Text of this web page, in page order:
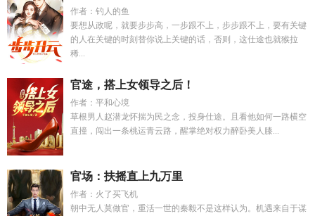
作者：钓人的鱼
要想从政呢，就要步步高，一步跟不上，步步跟不上，要有关键
的人在关键的时刻替你说上关键的话，否则，这仕途也就猴拉
稀...
官途，搭上女领导之后！
作者：平和心境
草根男人赵潜龙怀揣为民之念，投身仕途。且看他如何一路横空
直撞，闯出一条桃运青云路，醒掌绝对权力醉卧美人膝...
官场：扶摇直上九万里
作者：火了买飞机
朝中无人莫做官，重活一世的秦毅不是这样认为。机遇来自于谋